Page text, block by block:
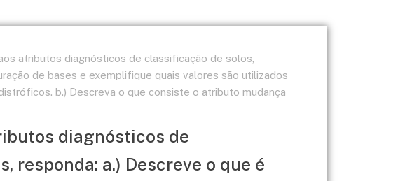
atributos diagnósticos de classificação de solos,
de bases e exemplifique quais valores são utilizados
b.) Descreva o que consiste o atributo mudança
diagnósticos de
responda: a.) Descreve o que é